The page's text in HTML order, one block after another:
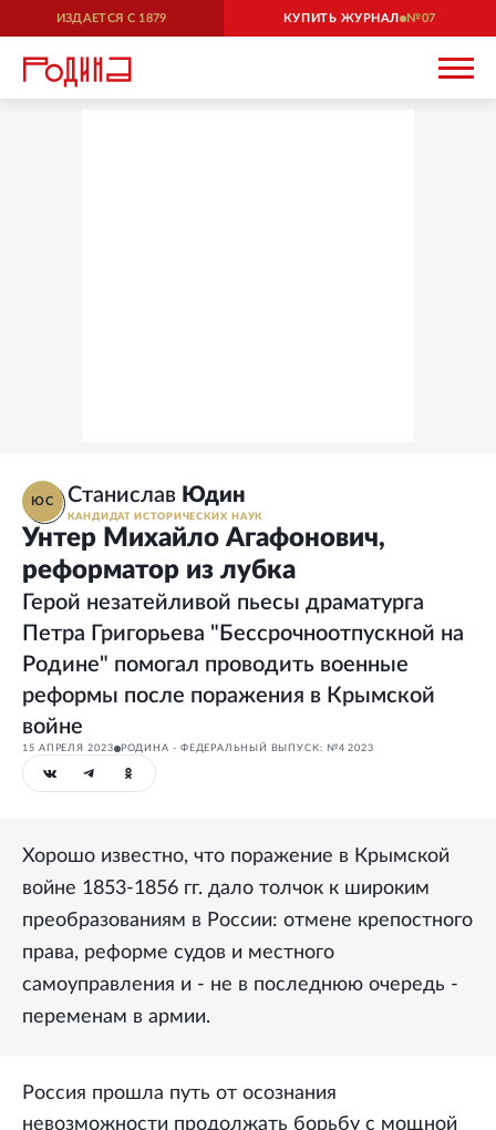
ИЗДАЕТСЯ С 1879 КУПИТЬ ЖУРНАЛ 07
ЮС Станислав Юдин
КАНДИДАТ ИСТОРИЧЕСКИХ НАУК
Унтер Михайло Агафонович,
реформатор из лубка
Герой незатейливой пьесы драматурга
Петра Григорьева "Бессрочноотпускной на
Родине" помогал проводить военные
реформы после поражения в Крымской
войне
15 АПРЕЛЯ 2023 РОДИНА - ФЕДЕРАЛЬНЫЙ ВЫПУСК: №4 2023
Хорошо известно, что поражение в Крымской
войне 1853-1856 гг. дало толчок к широким
преобразованиям в России: отмене крепостного
права, реформе судов и местного
самоуправления и - не в последнюю очередь -
переменам в армии.
Россия прошла путь от осознания
невозможности продолжать борьбу с мощной